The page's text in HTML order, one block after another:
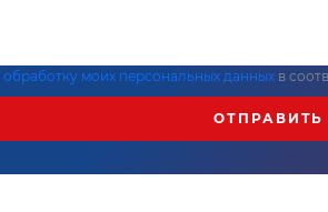
обработку моих персональных данных в
ОТПРАВИТЬ